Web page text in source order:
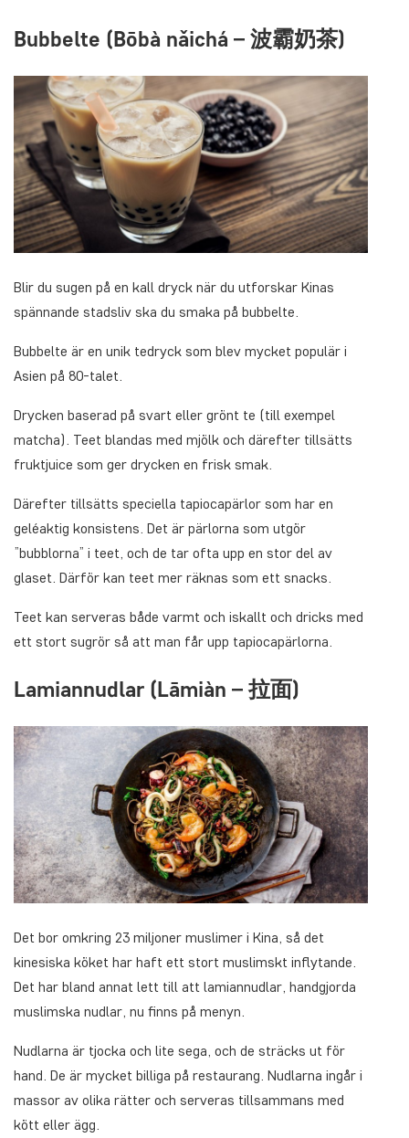
Bubbelte (Bōbà nǎichá – 波霸奶茶)
Blir du sugen på en kall dryck när du utforskar Kinas
spännande stadsliv ska du smaka på bubbelte.
Bubbelte är en unik tedryck som blev mycket populär i
Asien på 80-talet.
Drycken baserad på svart eller grönt te (till exempel
matcha). Teet blandas med mjölk och därefter tillsätts
fruktjuice som ger drycken en frisk smak.
Därefter tillsätts speciella tapiocapärlor som har en
geléaktig konsistens. Det är pärlorna som utgör
”bubblorna” i teet, och de tar ofta upp en stor del av
glaset. Därför kan teet mer räknas som ett snacks.
Teet kan serveras både varmt och iskallt och dricks med
ett stort sugrör så att man får upp tapiocapärlorna.
Lamiannudlar (Lāmiàn – 拉面)
Det bor omkring 23 miljoner muslimer i Kina, så det
kinesiska köket har haft ett stort muslimskt inflytande.
Det har bland annat lett till att lamiannudlar, handgjorda
muslimska nudlar, nu finns på menyn.
Nudlarna är tjocka och lite sega, och de sträcks ut för
hand. De är mycket billiga på restaurang. Nudlarna ingår i
massor av olika rätter och serveras tillsammans med
kött eller ägg.